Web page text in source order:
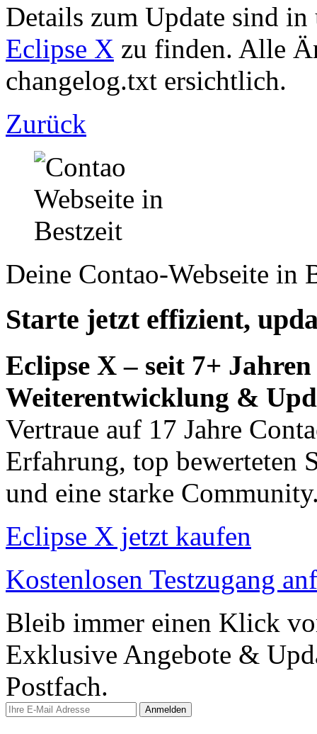
Details zum Update sind
Eclipse X zu finden. Alle
changelog.txt ersichtlich.
Zurück
Deine Contao-Webseite in
Starte jetzt effizient,
Eclipse X – seit 7+ Jahren
Weiterentwicklung &
Vertraue auf 17 Jahre
Erfahrung, top bewerteten
und eine starke
Eclipse X jetzt kaufen
Kostenlosen Testzugang
Bleib immer einen Klick
Exklusive Angebote &
Postfach.